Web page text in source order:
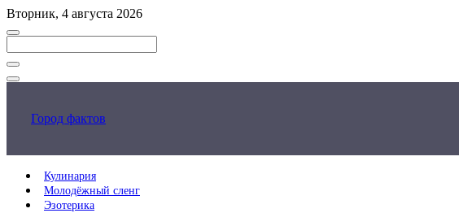
Перейти
к
контенту
Вторник, 4 августа 2026
Закрыть
Город фактов
Кулинария
Молодёжный сленг
Эзотерика